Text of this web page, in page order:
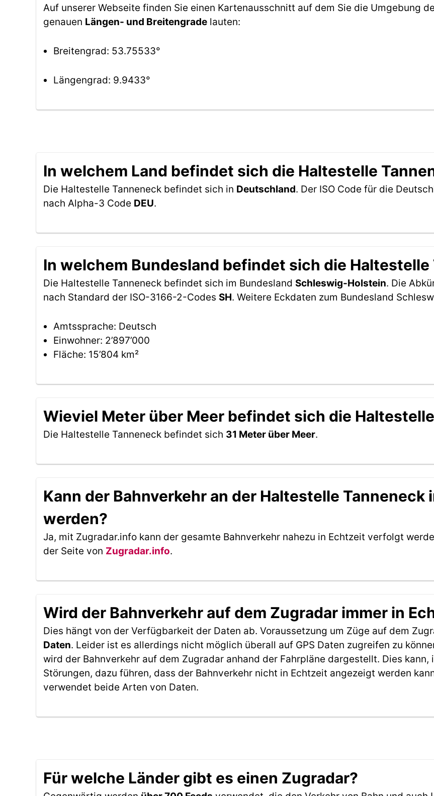
Auf unserer Webseite finden Sie einen Kartenausschnitt auf dem Sie die Umgebung
genauen Längen- und Breitengrade lauten:
Breitengrad: 53.75533°
Längengrad: 9.9433°
In welchem Land befindet sich die Haltestelle
Die Haltestelle Tanneneck befindet sich in Deutschland. Der ISO Code für die
nach Alpha-3 Code DEU.
In welchem Bundesland befindet sich die Haltestelle
Die Haltestelle Tanneneck befindet sich im Bundesland Schleswig-Holstein. Die
nach Standard der ISO-3166-2-Codes SH. Weitere Eckdaten zum Bundesland
Amtssprache: Deutsch
Einwohner: 2’897’000
Fläche: 15’804 km²
Wieviel Meter über Meer befindet sich die
Die Haltestelle Tanneneck befindet sich 31 Meter über Meer.
Kann der Bahnverkehr an der Haltestelle
werden?
Ja, mit Zugradar.info kann der gesamte Bahnverkehr nahezu in Echtzeit verfolgt
der Seite von Zugradar.info.
Wird der Bahnverkehr auf dem Zugradar immer in
Dies hängt von der Verfügbarkeit der Daten ab. Voraussetzung um Züge auf dem
Daten. Leider ist es allerdings nicht möglich überall auf GPS Daten zugreifen zu
wird der Bahnverkehr auf dem Zugradar anhand der Fahrpläne dargestellt. Dies
Störungen, dazu führen, dass der Bahnverkehr nicht in Echtzeit angezeigt werden
verwendet beide Arten von Daten.
Für welche Länder gibt es einen Zugradar?